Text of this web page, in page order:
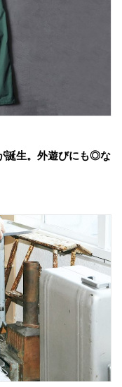
誕生。外遊びにも◎な